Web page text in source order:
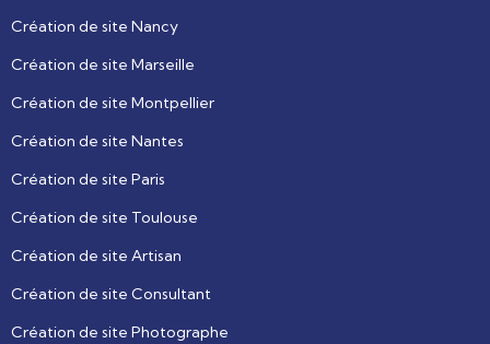
Création de site Nancy
Création de site Marseille
Création de site Montpellier
Création de site Nantes
Création de site Paris
Création de site Toulouse
Création de site Artisan
Création de site Consultant
Création de site Photographe